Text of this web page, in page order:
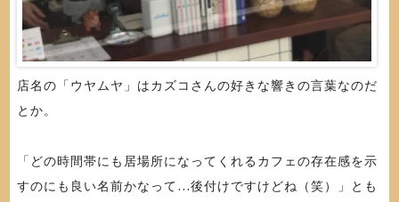
店名の「ウヤムヤ」はカズコさんの好きな響きの言葉なのだ
とか。
「どの時間帯にも居場所になってくれるカフェの存在感を示
すのにも良い名前かなって…後付けですけどね（笑）」とも